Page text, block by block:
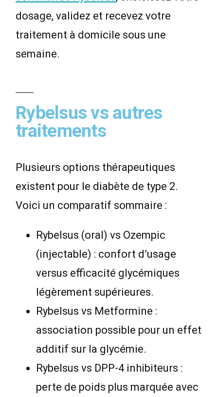
dosage, validez et recevez votre
traitement à domicile sous une
semaine.
Rybelsus vs autres
traitements
Plusieurs options thérapeutiques
existent pour le diabète de type 2.
Voici un comparatif sommaire :
Rybelsus (oral) vs Ozempic
(injectable) : confort d’usage
versus efficacité glycémiques
légèrement supérieures.
Rybelsus vs Metformine :
association possible pour un effet
additif sur la glycémie.
Rybelsus vs DPP-4 inhibiteurs :
perte de poids plus marquée avec